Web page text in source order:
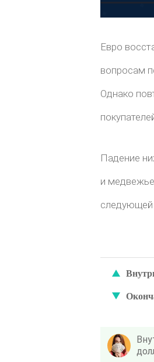
Евро
вопросам
Однако
Падение
и
следующей